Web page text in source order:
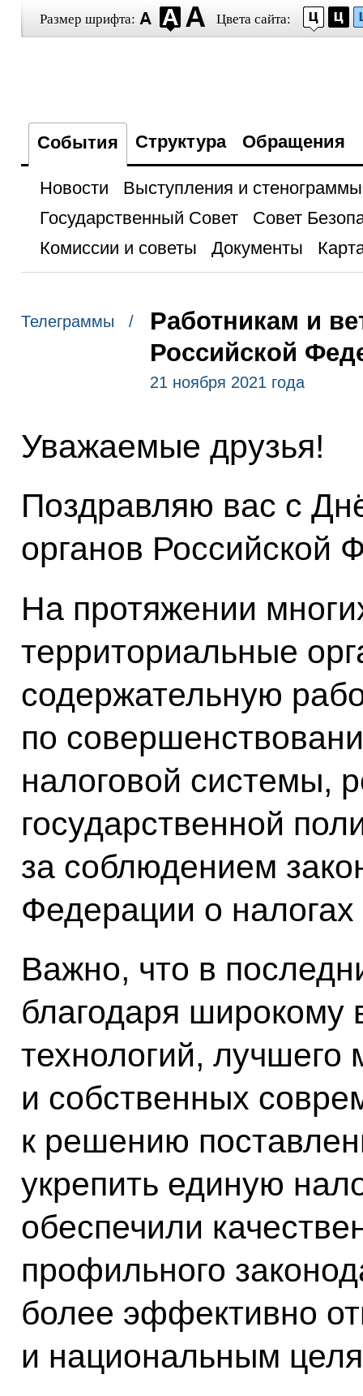
Размер шрифта: Цвета сайта:
События Структура Обращения
Новости
Выступления и стенограммы
Государственный Совет
Совет
Комиссии и советы
Документы
Телеграммы /
Работникам и
Российской
21 ноября 2021 года
Уважаемые друзья!
Поздравляю вас с
органов Российской
На протяжении
территориальные
содержательную
по
налоговой системы,
государственной
за соблюдением
Федерации о налогах
Важно, что в
благодаря
технологий, лучшего
и собственных
к решению
укрепить единую
обеспечили
профильного
более эффективно
и национальным